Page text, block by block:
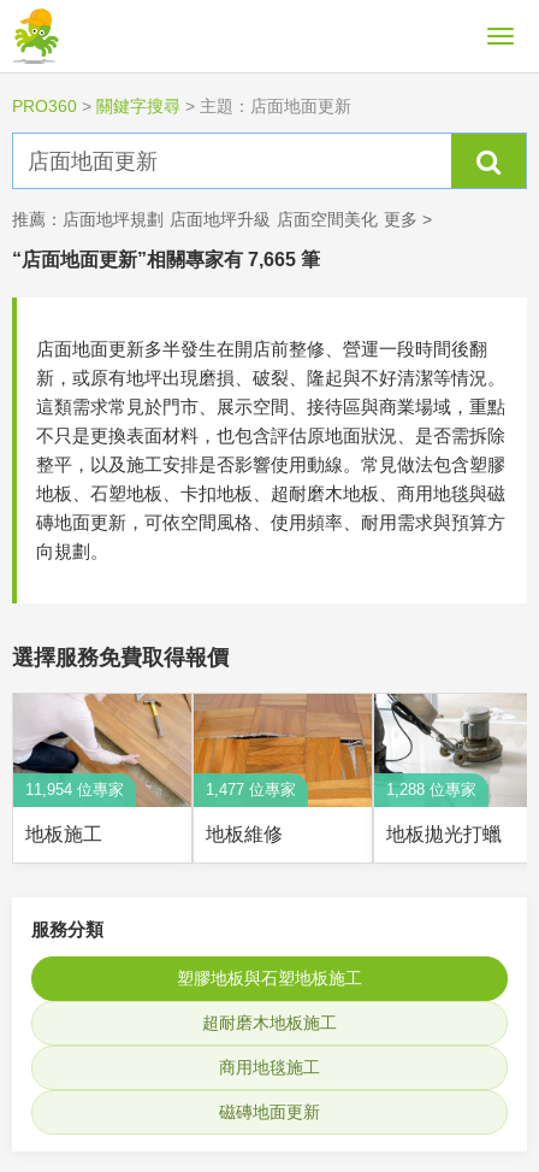
PRO360 > 關鍵字搜尋 > 主題：店面地面更新
推薦： 店面地坪規劃 店面地坪升級 店面空間美化 更多 >
“店面地面更新”相關專家有 7,665 筆
店面地面更新多半發生在開店前整修、營運一段時間後翻
新，或原有地坪出現磨損、破裂、隆起與不好清潔等情況。
這類需求常見於門市、展示空間、接待區與商業場域，重點
不只是更換表面材料，也包含評估原地面狀況、是否需拆除
整平，以及施工安排是否影響使用動線。常見做法包含塑膠
地板、石塑地板、卡扣地板、超耐磨木地板、商用地毯與磁
磚地面更新，可依空間風格、使用頻率、耐用需求與預算方
向規劃。
選擇服務免費取得報價
11,954 位專家
地板施工
1,477 位專家
地板維修
1,288 位專家
地板拋光打蠟
服務分類
塑膠地板與石塑地板施工
超耐磨木地板施工
商用地毯施工
磁磚地面更新